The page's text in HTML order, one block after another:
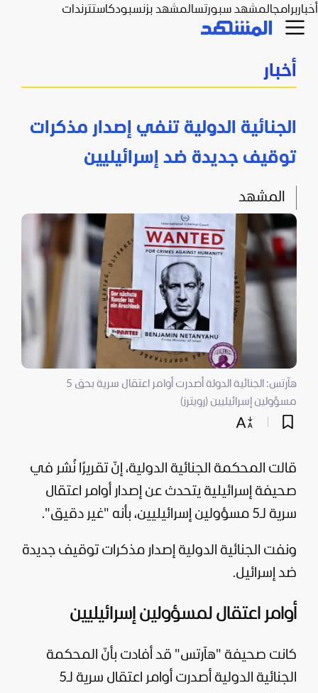
أخباربرامجالمشهد سبورتسالمشهد بزنسبودكاستترندات
أخبار
الجنائية الدولية تنفي إصدار مذكرات
توقيف جديدة ضد إسرائيليين
المشهد
هآرتس: الجنائية الدولة أصدرت أوامر اعتقال سرية بحق 5
مسؤولين إسرائيليين (رويترز)
قالت المحكمة الجنائية الدولية، إنّ تقريرًا نُشر في
صحيفة إسرائيلية يتحدث عن إصدار أوامر اعتقال
سرية لـ5 مسؤولين إسرائيليين، بأنه "غير دقيق".
ونفت الجنائية الدولية إصدار مذكرات توقيف جديدة
ضد إسرائيل.
أوامر اعتقال لمسؤولين إسرائيليين
كانت صحيفة "هآرتس" قد أفادت بأنّ المحكمة
الجنائية الدولية أصدرت أوامر اعتقال سرية لـ5